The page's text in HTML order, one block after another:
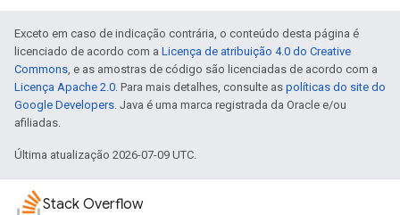
Exceto em caso de indicação contrária, o conteúdo desta página é
licenciado de acordo com a Licença de atribuição 4.0 do Creative
Commons , e as amostras de código são licenciadas de acordo com a
Licença Apache 2.0 . Para mais detalhes, consulte as políticas do site do
Google Developers . Java é uma marca registrada da Oracle e/ou
afiliadas.
Última atualização 2026-07-09 UTC.
Stack Overflow